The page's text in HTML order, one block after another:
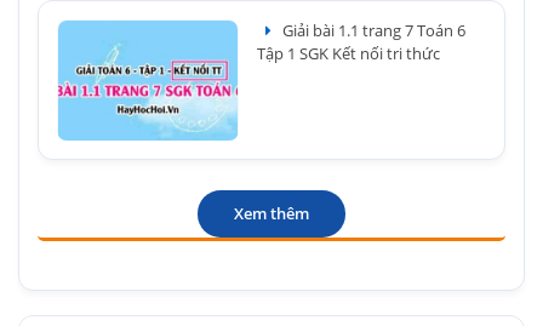
Giải bài 1.1 trang 7 Toán 6
Tập 1 SGK Kết nối tri thức
Xem thêm